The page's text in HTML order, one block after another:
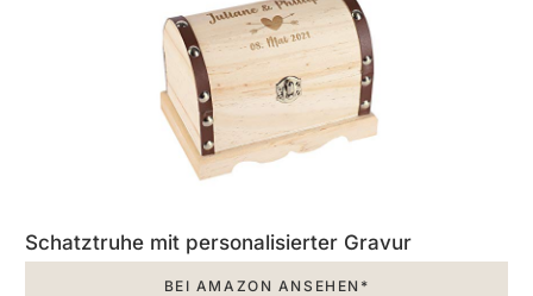
Schatztruhe mit personalisierter Gravur
BEI AMAZON ANSEHEN*